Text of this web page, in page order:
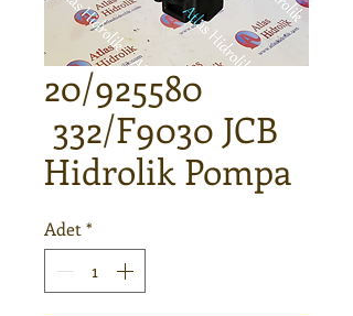
20/925580
332/F9030 JCB
Hidrolik Pompa
Adet *